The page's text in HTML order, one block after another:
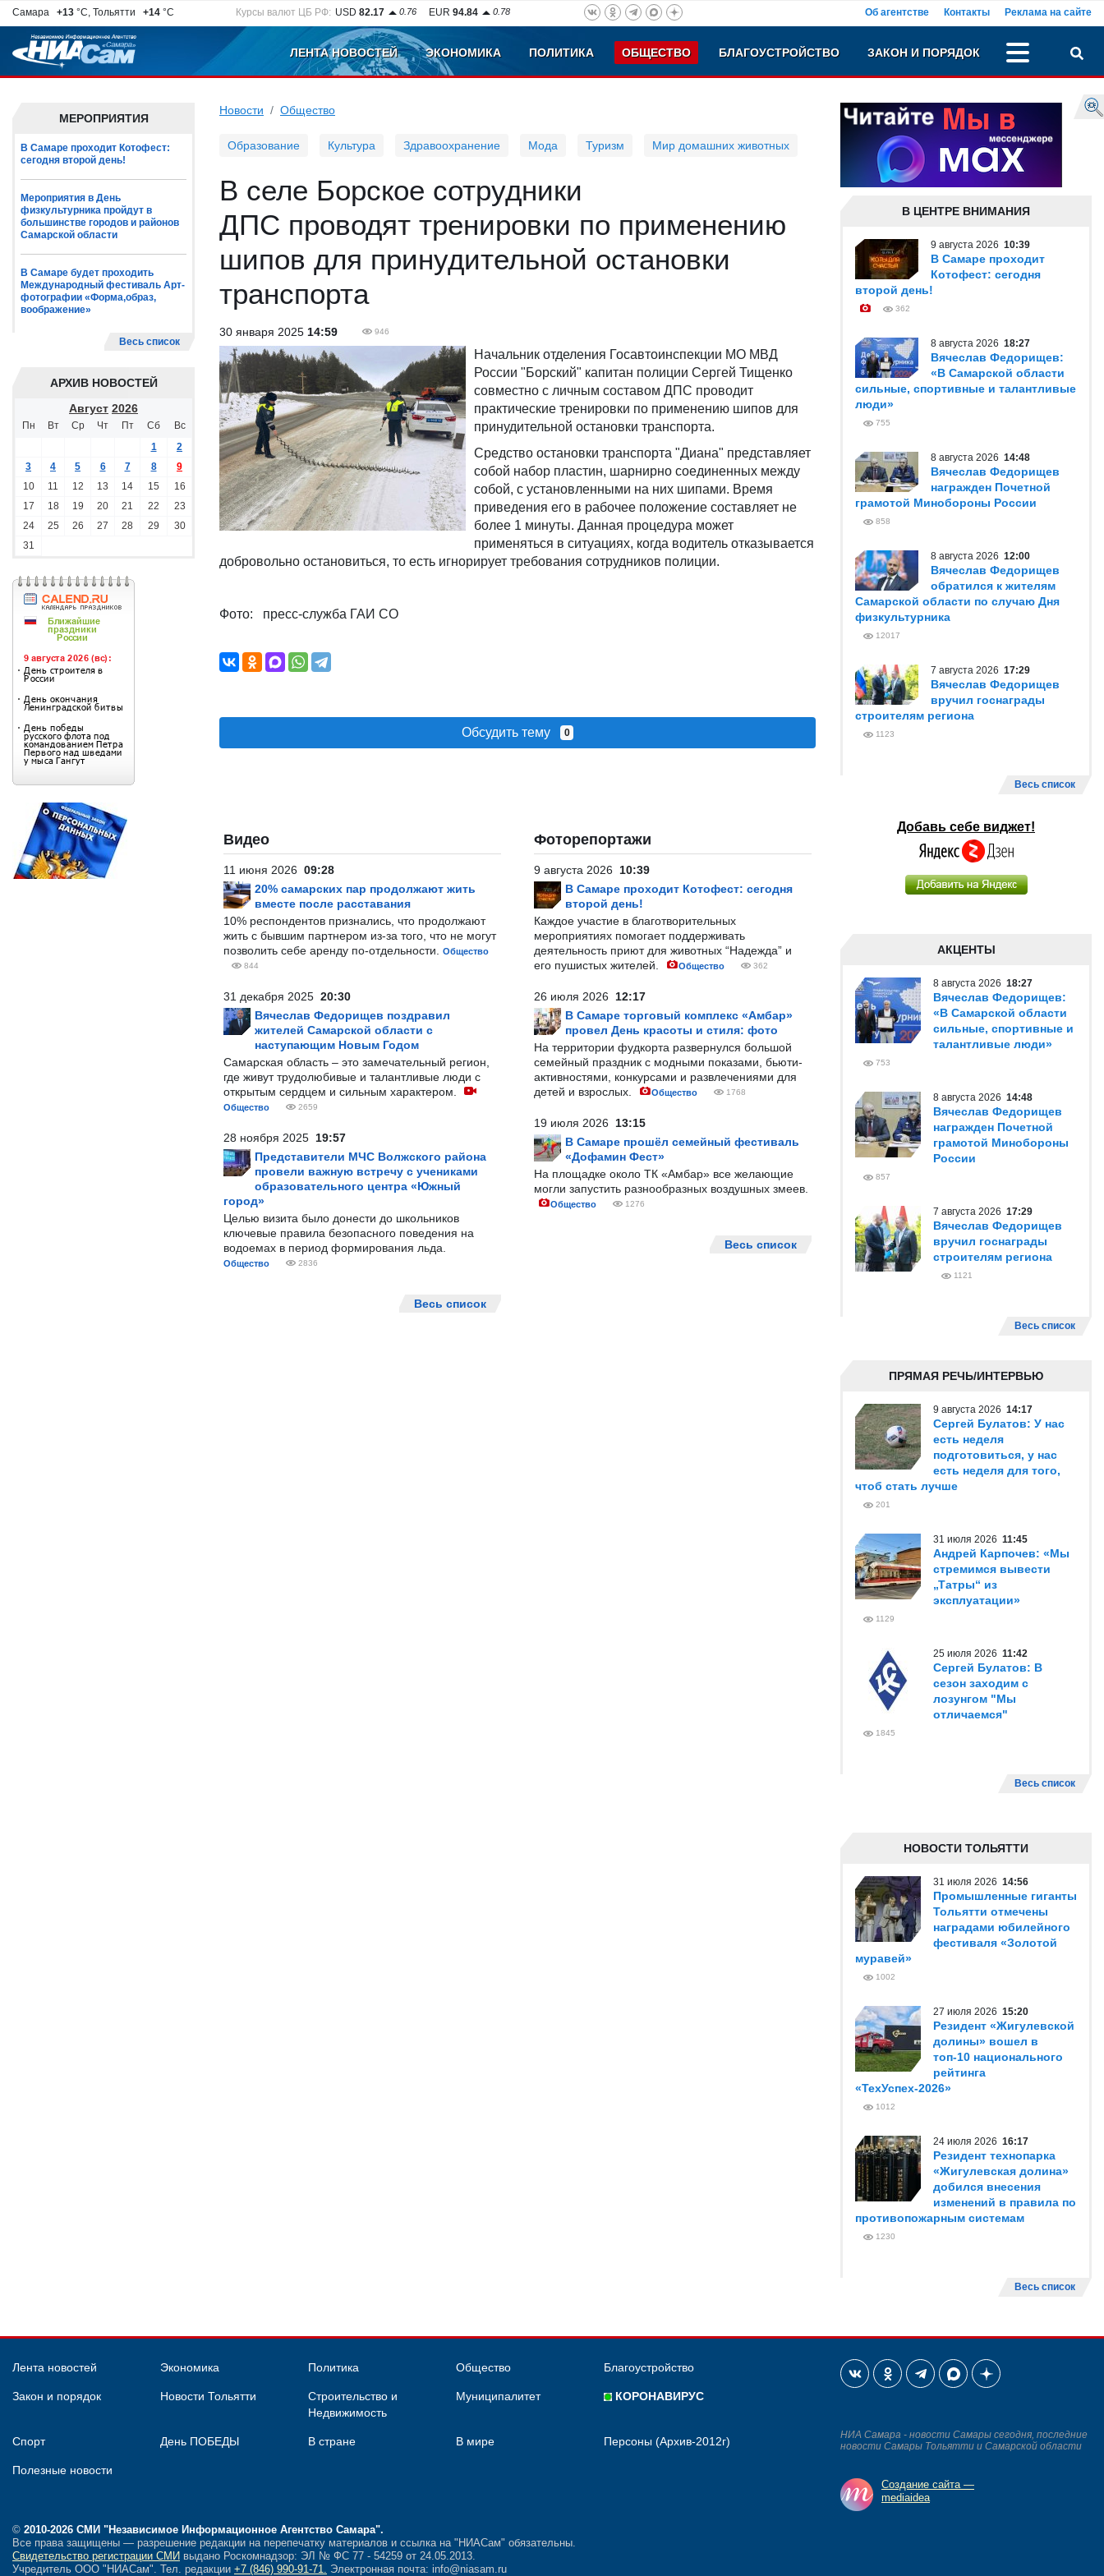
Самара +13 °C, Тольятти +14 °C Курсы валют ЦБ РФ: USD 82.17 0.76 EUR 94.84 0.78 Об агентстве Контакты Реклама на сайте
ЛЕНТА НОВОСТЕЙ ЭКОНОМИКА ПОЛИТИКА ОБЩЕСТВО БЛАГОУСТРОЙСТВО ЗАКОН И ПОРЯДОК
МЕРОПРИЯТИЯ
В Самаре проходит Котофест:
сегодня второй день!
Мероприятия в День
физкультурника пройдут в
большинстве городов и районов
Самарской области
В Самаре будет проходить
Международный фестиваль Арт-
фотографии «Форма,образ,
воображение»
Весь список
АРХИВ НОВОСТЕЙ
Август 2026
Пн Вт Ср Чт Пт Сб
Вс
1
2
3
4 5 6 7 8
9
10
11 12 13 14 15
16
17
18 19 20 21 22
23
24
25 26 27 28 29
30
31
Новости Общество
Образование Культура Здравоохранение Мода Туризм Мир домашних животных
В селе Борское сотрудники
ДПС проводят тренировки по применению
шипов для принудительной остановки
транспорта
30 января 2025 14:59 946
Начальник отделения Госавтоинспекции МО МВД
России "Борский" капитан полиции Сергей Тищенко
совместно с личным составом ДПС проводит
практические тренировки по применению шипов для
принудительной остановки транспорта.
Средство остановки транспорта "Диана" представляет
собой набор пластин, шарнирно соединенных между
собой, с установленными на них шипами. Время
приведения его в рабочее положение составляет не
более 1 минуты. Данная процедура может
применяться в ситуациях, когда водитель отказывается
добровольно остановиться, то есть игнорирует требования сотрудников полиции.
Фото: пресс-служба ГАИ СО
Обсудить тему 0
Видео
11 июня 2026 09:28
20% самарских пар продолжают жить
вместе после расставания
10% респондентов признались, что продолжают
жить с бывшим партнером из-за того, что не могут
позволить себе аренду по-отдельности.
Общество
844
31 декабря 2025 20:30
Вячеслав Федорищев поздравил
жителей Самарской области с
наступающим Новым Годом
Самарская область – это замечательный регион,
где живут трудолюбивые и талантливые люди с
открытым сердцем и сильным характером.
Общество 2659
28 ноября 2025 19:57
Представители МЧС Волжского района
провели важную встречу с учениками
образовательного центра «Южный
город»
Целью визита было донести до школьников
ключевые правила безопасного поведения на
водоемах в период формирования льда.
Общество 2836
Весь список
Фоторепортажи
9 августа 2026 10:39
В Самаре проходит Котофест: сегодня
второй день!
Каждое участие в благотворительных
мероприятиях помогает поддерживать
деятельность приют для животных “Надежда” и
его пушистых жителей.
Общество 362
26 июля 2026 12:17
В Самаре торговый комплекс «Амбар»
провел День красоты и стиля: фото
На территории фудкорта развернулся большой
семейный праздник с модными показами, бьюти-
активностями, конкурсами и развлечениями для
детей и взрослых.
Общество 1768
19 июля 2026 13:15
В Самаре прошёл семейный фестиваль
«Дофамин Фест»
На площадке около ТК «Амбар» все желающие
могли запустить разнообразных воздушных змеев.
Общество 1276
Весь список
В ЦЕНТРЕ ВНИМАНИЯ
9 августа 2026 10:39
В Самаре проходит
Котофест: сегодня
второй день!
362
8 августа 2026 18:27
Вячеслав Федорищев:
«В Самарской области
сильные, спортивные и талантливые
люди»
755
8 августа 2026 14:48
Вячеслав Федорищев
награжден Почетной
грамотой Минобороны России
858
8 августа 2026 12:00
Вячеслав Федорищев
обратился к жителям
Самарской области по случаю Дня
физкультурника
12017
7 августа 2026 17:29
Вячеслав Федорищев
вручил госнаграды
строителям региона
1123
Весь список
Добавь себе виджет!
АКЦЕНТЫ
8 августа 2026 18:27
Вячеслав Федорищев:
«В Самарской области
сильные, спортивные и
талантливые люди»
753
8 августа 2026 14:48
Вячеслав Федорищев
награжден Почетной
грамотой Минобороны
России
857
7 августа 2026 17:29
Вячеслав Федорищев
вручил госнаграды
строителям региона
1121
Весь список
ПРЯМАЯ РЕЧЬ/ИНТЕРВЬЮ
9 августа 2026 14:17
Сергей Булатов: У нас
есть неделя
подготовиться, у нас
есть неделя для того,
чтоб стать лучше
201
31 июля 2026 11:45
Андрей Карпочев: «Мы
стремимся вывести
„Татры“ из
эксплуатации»
1129
25 июля 2026 11:42
Сергей Булатов: В
сезон заходим с
лозунгом "Мы
отличаемся"
1845
Весь список
НОВОСТИ ТОЛЬЯТТИ
31 июля 2026 14:56
Промышленные гиганты
Тольятти отмечены
наградами юбилейного
фестиваля «Золотой
муравей»
1002
27 июля 2026 15:20
Резидент «Жигулевской
долины» вошел в
топ-10 национального
рейтинга
«ТехУспех-2026»
1012
24 июля 2026 16:17
Резидент технопарка
«Жигулевская долина»
добился внесения
изменений в правила по
противопожарным системам
1230
Весь список
Лента новостей Экономика Политика Общество Благоустройство
Закон и порядок Новости Тольятти
Строительство и
Недвижимость
Муниципалитет КОРОНАВИРУС
Спорт День ПОБЕДЫ В стране В мире Персоны (Архив-2012г)
Полезные новости
© 2010-2026 СМИ "Независимое Информационное Агентство Самара".
Все права защищены — разрешение редакции на перепечатку материалов и ссылка на "НИАСам" обязательны.
Свидетельство регистрации СМИ выдано Роскомнадзор: ЭЛ № ФС 77 - 54259 от 24.05.2013.
Учредитель ООО "НИАСам". Тел. редакции +7 (846) 990-91-71. Электронная почта: info@niasam.ru
НИА Самара - новости Самары сегодня, последние
новости Самары Тольятти и Самарской области
Создание сайта —
mediaidea